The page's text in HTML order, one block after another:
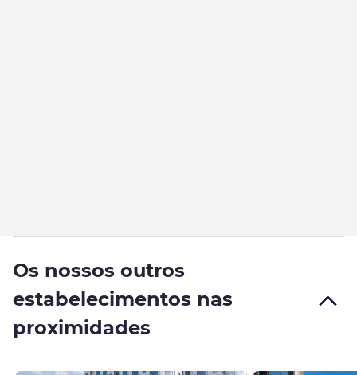
Os nossos outros
estabelecimentos nas
proximidades